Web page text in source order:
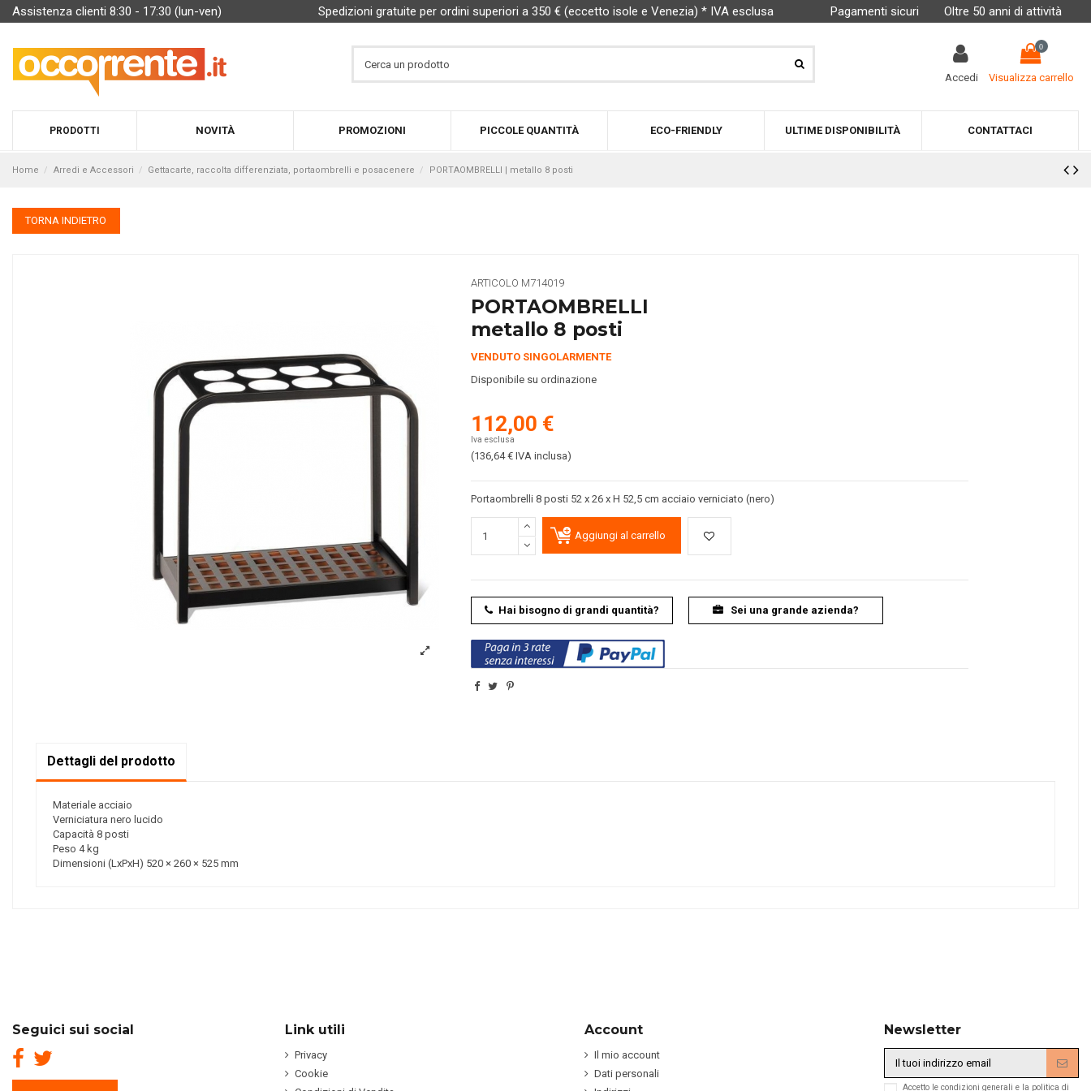
Assistenza clienti 8:30 - 17:30 (lun-ven) Spedizioni gratuite per ordini superiori a 350 € (eccetto isole e Venezia) * IVA esclusa Pagamenti sicuri Oltre 50 anni di attività
Accedi
0
Visualizza carrello
PRODOTTI NOVITÀ PROMOZIONI PICCOLE QUANTITÀ ECO-FRIENDLY ULTIME DISPONIBILITÀ CONTATTACI
Home Arredi e Accessori Gettacarte, raccolta differenziata, portaombrelli e posacenere PORTAOMBRELLI | metallo 8 posti
TORNA INDIETRO
ARTICOLO M714019
PORTAOMBRELLI
metallo 8 posti
VENDUTO SINGOLARMENTE
Disponibile su ordinazione
112,00 €
Iva esclusa
(136,64 € IVA inclusa)
Portaombrelli 8 posti 52 x 26 x H 52,5 cm acciaio verniciato (nero)
Aggiungi al carrello
Hai bisogno di grandi quantità? Sei una grande azienda?
Dettagli del prodotto
Materiale acciaio
Verniciatura nero lucido
Capacità 8 posti
Peso 4 kg
Dimensioni (LxPxH) 520 × 260 × 525 mm
Seguici sui social Link utili
Privacy
Cookie
Account
Il mio account
Dati personali
Newsletter
Accetto le condizioni generali e la politica di